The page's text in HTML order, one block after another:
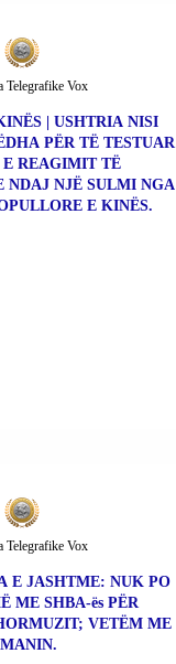
| USHTRIA NISI
PËR TË TESTUAR
E REAGIMIT TË
NDAJ NJË SULMI NGA
E KINËS.
Telegrafike Vox
E JASHTME: NUK PO
ME SHBA-ës PËR
VETËM ME
Telegrafike Vox